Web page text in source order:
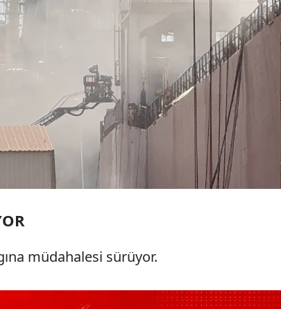
müdahalesi sürüyor.